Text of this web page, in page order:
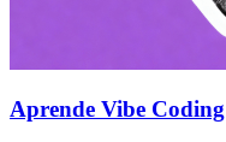
Aprende Vibe Coding